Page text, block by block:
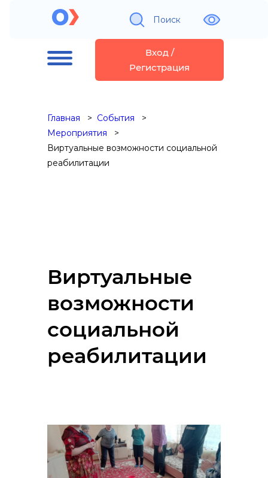
Поиск
Вход /
Регистрация
Главная
События
Мероприятия
Виртуальные возможности социальной
реабилитации
Виртуальные
возможности
социальной
реабилитации